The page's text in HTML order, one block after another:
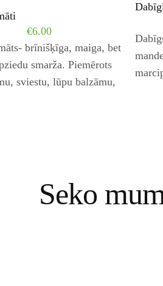
€6.00
brīnišķīga, maiga, bet
smarža. Piemērots
sviestu, lūpu balzāmu,
Seko